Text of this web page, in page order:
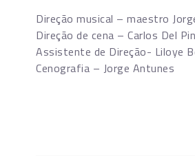
Direção musical – maestro
Direção de cena – Carlos Del
Assistente de Direção- Liloye
Cenografia – Jorge Antunes